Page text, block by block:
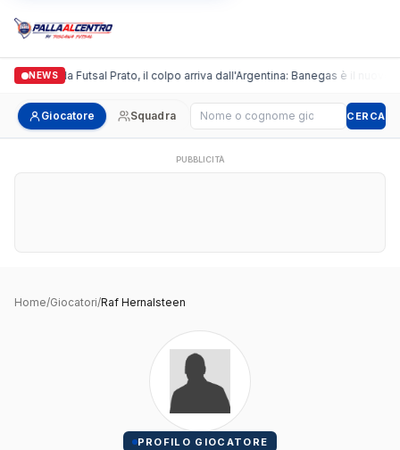
NEWS
Italgronda Futsal Prato, il colpo arriva dall'Argentina: Banegas è il nuovo
Giocatore Squadra Cerca giocatore CERCA
PUBBLICITÀ
Home/Giocatori/Raf Hernalsteen
PROFILO GIOCATORE